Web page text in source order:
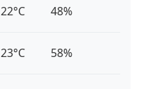
22°C 48%
23°C 58%